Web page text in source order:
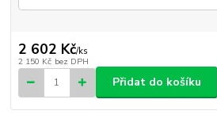
2 602 Kč/ks
2 150 Kč bez DPH
Přidat do košíku